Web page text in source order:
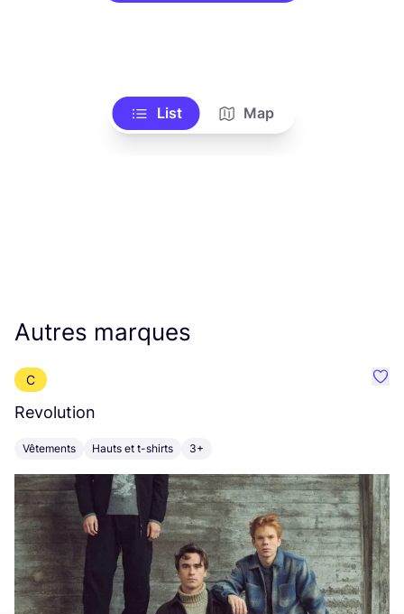
List Map
Autres marques
C
Revolution
Vêtements Hauts et t-shirts 3+